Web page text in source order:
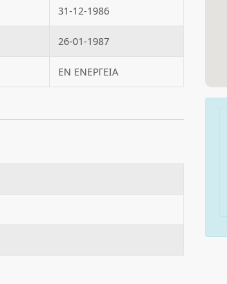
31-12-1986
26-01-1987
ΕΝ ΕΝΕΡΓΕΙΑ